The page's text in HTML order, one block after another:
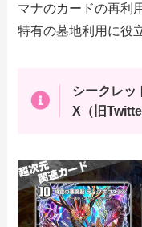
マナのカードの再利
特有の墓地利用に役
シークレッ
X（旧